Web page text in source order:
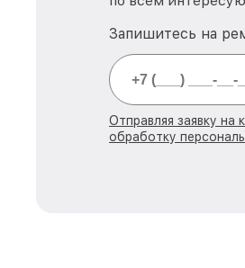
Запишитесь на
Отправляя заявку на
обработку